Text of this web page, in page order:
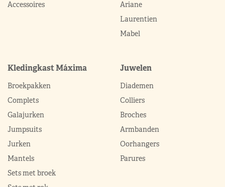
Accessoires
Ariane
Laurentien
Mabel
Kledingkast Máxima
Broekpakken
Complets
Galajurken
Jumpsuits
Jurken
Mantels
Sets met broek
Juwelen
Diademen
Colliers
Broches
Armbanden
Oorhangers
Parures